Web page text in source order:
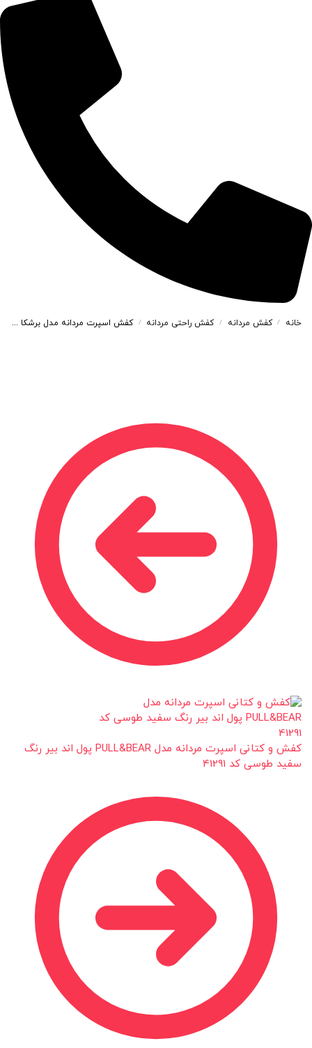
خانه / کفش مردانه / کفش راحتی مردانه / کفش اسپرت مردانه مدل برشکا BERESHKA رنگ مشکی کد 7721
کفش و کتانی اسپرت مردانه مدل PULL&BEAR پول اند بیر رنگ
سفید طوسی کد 41291